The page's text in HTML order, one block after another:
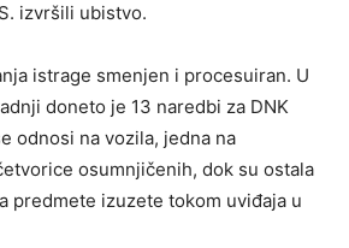
izvršili ubistvo.
istrage smenjen i procesuiran. U
doneto je 13 naredbi za DNK
odnosi na vozila, jedna na
osumnjičenih, dok su ostala
predmete izuzete tokom uviđaja u